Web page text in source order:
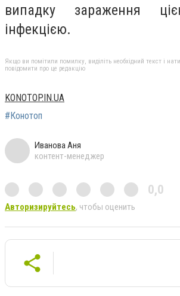
випадку зараження
інфекцією.
Якщо ви помітили помилку, виділіть необхідний текст і
повідомити про це редакцію
KONOTOP.IN.UA
#Конотоп
Иванова Аня
контент-менеджер
0,0
Авторизируйтесь, чтобы оценить